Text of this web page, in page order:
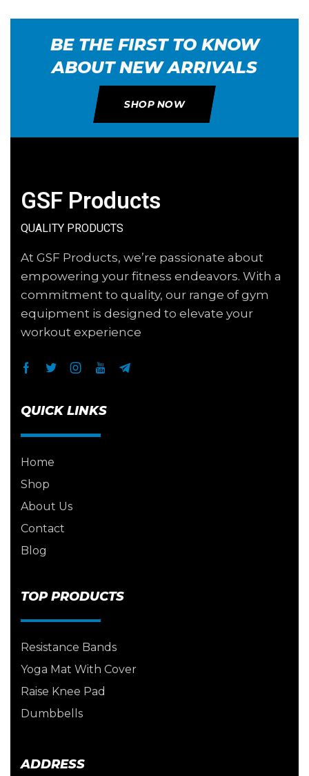
BE THE FIRST TO KNOW
ABOUT NEW ARRIVALS
SHOP NOW
GSF Products
QUALITY PRODUCTS
At GSF Products, we’re passionate about
empowering your fitness endeavors. With a
commitment to quality, our range of gym
equipment is designed to elevate your
workout experience
QUICK LINKS
Home
Shop
About Us
Contact
Blog
TOP PRODUCTS
Resistance Bands
Yoga Mat With Cover
Raise Knee Pad
Dumbbells
ADDRESS